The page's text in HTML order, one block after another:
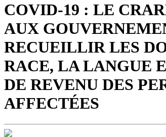
COVID-19 : LE
AUX
RECUEILLIR LES
RACE, LA LANGUE
DE REVENU DES
AFFECTÉES